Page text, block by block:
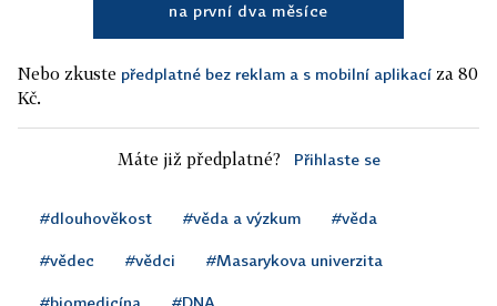
na první dva měsíce
Nebo zkuste předplatné bez reklam a s mobilní aplikací za 80
Kč.
Máte již předplatné? Přihlaste se
#dlouhověkost #věda a výzkum #věda
#vědec #vědci #Masarykova univerzita
#biomedicína #DNA